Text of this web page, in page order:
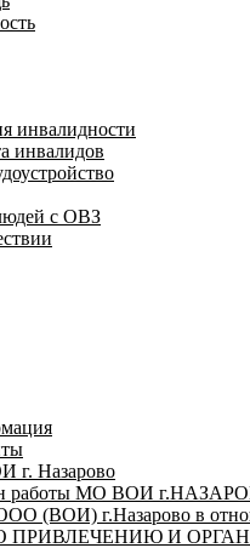
инвалидности
инвалидов
с ОВЗ
г. Назарово
работы МО ВОИ
г.Назарово в
И